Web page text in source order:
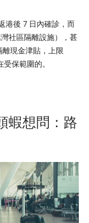
港後 7 日內確診，而
社區隔離設施），甚
現金津貼，上限
保範圍的。
蝦想問：路